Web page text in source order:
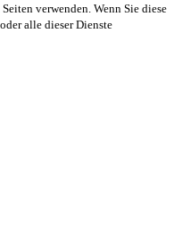
verwenden. Wenn Sie diese
alle dieser Dienste